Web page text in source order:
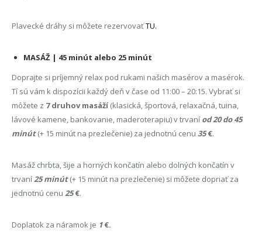
Plavecké dráhy si môžete rezervovaťTU.
MASÁŽ | 45 minút alebo 25 minút
Doprajte si príjemný relax pod rukami našich masérov a masérok.
Tí sú vám k dispozícii každý deň v čase od 11:00 – 20:15. Vybrať si
môžete z 7 druhov masáží(klasická, športová, relaxačná, tuina,
lávové kamene, bankovanie, maderoterapiu) v trvaní od 20 do 45
minút(+ 15 minút na prezlečenie) za jednotnú cenu 35€.
Masáž chrbta, šije a horných končatín alebo dolných končatín v
trvaní25 minút(+ 15 minút na prezlečenie) si môžete dopriať za
jednotnú cenu 25€.
Doplatok za náramok je 1€.